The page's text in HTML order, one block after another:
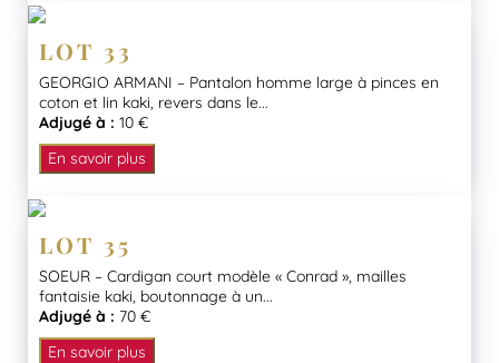
LOT 33
GEORGIO ARMANI – Pantalon homme large à pinces en
coton et lin kaki, revers dans le...
Adjugé à : 10 €
En savoir plus
LOT 35
SOEUR – Cardigan court modèle « Conrad », mailles
fantaisie kaki, boutonnage à un...
Adjugé à : 70 €
En savoir plus